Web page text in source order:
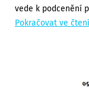
vede k podcenění
Pokračovat ve čtení